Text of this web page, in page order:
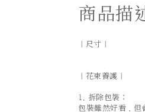
商品描
｜尺寸｜
｜花束養護｜
1. 拆除包裝：
包裝雖然好看，但